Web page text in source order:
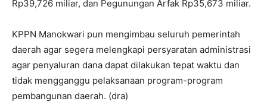
Rp39,726 miliar, dan Pegunungan Arfak Rp35,673 miliar.
KPPN Manokwari pun mengimbau seluruh pemerintah
daerah agar segera melengkapi persyaratan administrasi
agar penyaluran dana dapat dilakukan tepat waktu dan
tidak mengganggu pelaksanaan program-program
pembangunan daerah. (dra)